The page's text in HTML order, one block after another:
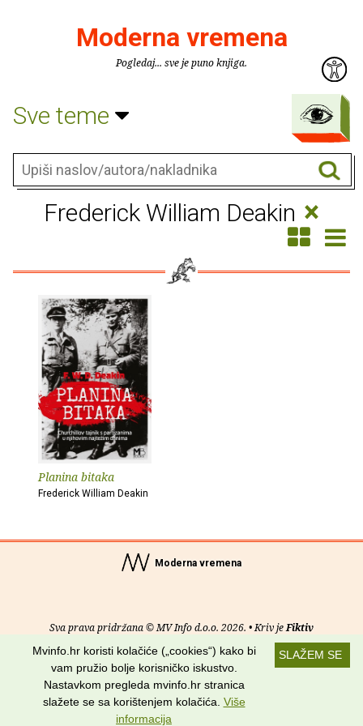
Moderna vremena
Pogledaj... sve je puno knjiga.
Sve teme
Frederick William Deakin ×
Planina bitaka
Frederick William Deakin
Moderna vremena
Sva prava pridržana © MV Info d.o.o. 2026. • Kriv jeFiktiv
Uvjeti korištenja RSS kanali
Potraži nas na:
SLAŽEM SE
Mvinfo.hr koristi kolačiće („cookies“) kako bi
vam pružio bolje korisničko iskustvo.
Nastavkom pregleda mvinfo.hr stranica
slažete se sa korištenjem kolačića. Više
informacija